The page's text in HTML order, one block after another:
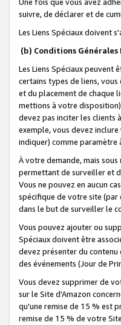
suivre, de déclarer et de
Les Liens Spéciaux doivent
(b) Conditions Générales
Les Liens Spéciaux
certains types de liens,
et du placement de chaque
mettions à votre
devez pas inciter les clients
exemple, vous devez
indiquer) comme paramètre
À votre demande, mais
permettant de surveiller et
Vous ne pouvez en aucun
spécifique de votre site (par
dans le but de surveiller le
Vous pouvez ajouter ou
Spéciaux doivent être
devez présenter du contenu
des événements (Jour de
Vous devez supprimer de
sur le Site d'Amazon
qu'une remise de 15 % est
remise de 15 % de votre